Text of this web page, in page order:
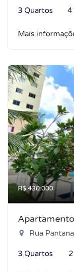
3 Quartos 4
Mais
R$ 430.000
Rua
3 Quartos